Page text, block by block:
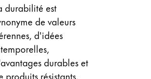
durabilité est
de valeurs
d'idées
durables et
produits résistants.